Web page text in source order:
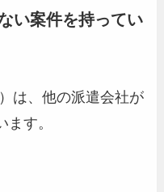
い案件を持ってい
は、他の派遣会社が
ます。